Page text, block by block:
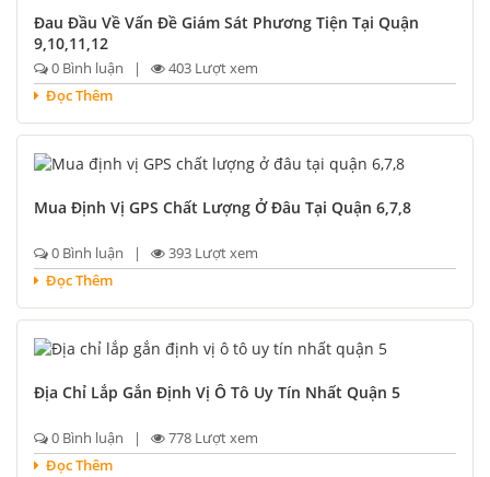
Đau Đầu Về Vấn Đề Giám Sát Phương Tiện Tại Quận
9,10,11,12
0 Bình luận |
403 Lượt xem
Đọc Thêm
Mua Định Vị GPS Chất Lượng Ở Đâu Tại Quận 6,7,8
0 Bình luận |
393 Lượt xem
Đọc Thêm
Địa Chỉ Lắp Gắn Định Vị Ô Tô Uy Tín Nhất Quận 5
0 Bình luận |
778 Lượt xem
Đọc Thêm